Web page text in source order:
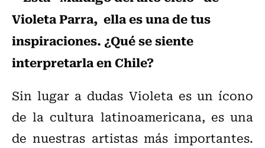
Violeta Parra, ella es una de tus
inspiraciones. ¿Qué se siente
interpretarla en Chile?
Sin lugar a dudas Violeta es un ícono
de la cultura latinoamericana, es una
de nuestras artistas más importantes.